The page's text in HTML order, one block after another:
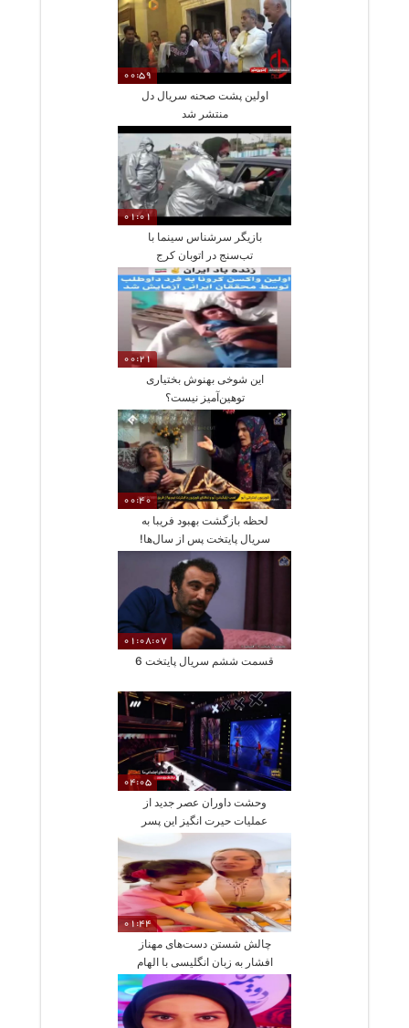
00:59
اولین پشت صحنه سریال دل
منتشر شد
01:01
بازیگر سرشناس سینما با
تب‌سنج در اتوبان کرج
00:21
این شوخی بهنوش بختیاری
توهین‌آمیز نیست؟
00:40
لحظه بازگشت بهبود فریبا به
سریال پایتخت پس از سال‌ها!
01:08:07
قسمت ششم سریال پایتخت 6
04:05
وحشت داوران عصر جدید از
عملیات حیرت انگیز این پسر
01:44
چالش شستن دست‌های مهناز
افشار به زبان انگلیسی با الهام
از مرکل